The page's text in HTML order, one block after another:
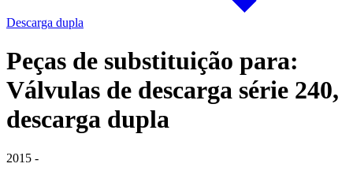
Descarga dupla
Peças de substituição para:
Válvulas de descarga série 240,
descarga dupla
2015 -